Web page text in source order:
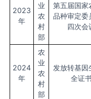
2023
年
业
农
村
部
第五届国家
品种审定委
四次会
2024
年
农
业
农
村
部
发放转基因
全证书